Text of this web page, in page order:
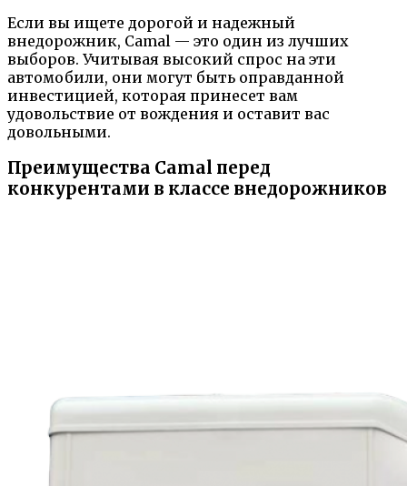
Если вы ищете дорогой и надежный
внедорожник, Camal — это один из лучших
выборов. Учитывая высокий спрос на эти
автомобили, они могут быть оправданной
инвестицией, которая принесет вам
удовольствие от вождения и оставит вас
довольными.
Преимущества Camal перед
конкурентами в классе внедорожников